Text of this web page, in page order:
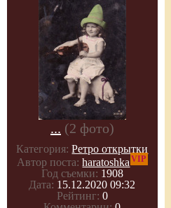
... (2 фото)
Категория: Ретро открытки
Автор поста: haratoshka VIP
Год съемки: 1908
Дата: 15.12.2020 09:32
Рейтинг: 0